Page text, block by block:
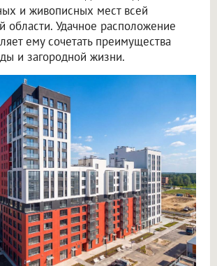
и живописных мест всей
области. Удачное расположение
ему сочетать преимущества
и загородной жизни.